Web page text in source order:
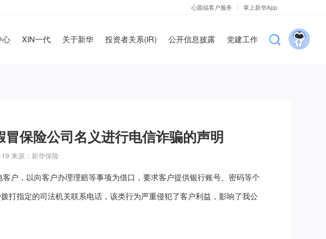
心圆福客户服务 | 掌上新华App
心 XIN一代 关于新华 投资者关系(IR) 公开信息披露 党建工作
保险公司名义进行电信诈骗的声明
来源：新华保险
户，以向客户办理理赔等事项为借口，要求客户提供银行账号、密码等个
打指定的司法机关联系电话，该类行为严重侵犯了客户利益，影响了我公